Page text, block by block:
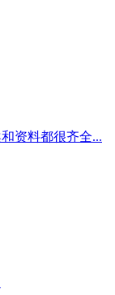
资料都很齐全...